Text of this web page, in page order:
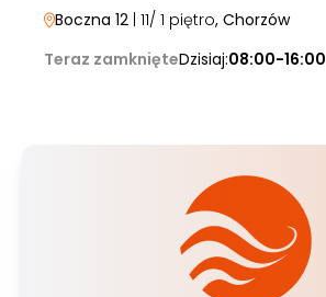
Boczna 12 | 11/ 1 piętro, Chorzów
Teraz zamknięteDzisiaj:08:00-16:00